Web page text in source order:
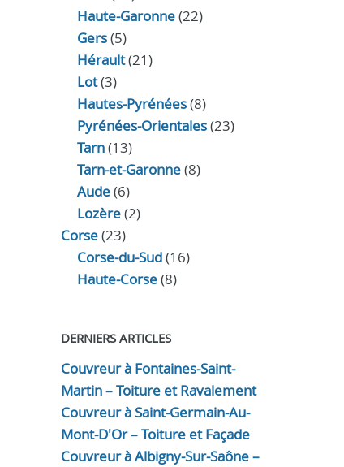
Haute-Garonne(22)
Gers(5)
Hérault(21)
Lot(3)
Hautes-Pyrénées(8)
Pyrénées-Orientales(23)
Tarn(13)
Tarn-et-Garonne(8)
Aude(6)
Lozère(2)
Corse(23)
Corse-du-Sud(16)
Haute-Corse(8)
DERNIERS ARTICLES
Couvreur à Fontaines-Saint-
Martin – Toiture et Ravalement
Couvreur à Saint-Germain-Au-
Mont-D'Or – Toiture et Façade
Couvreur à Albigny-Sur-Saône –